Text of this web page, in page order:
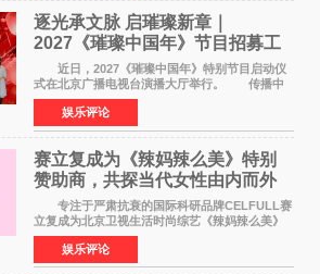
逐光承文脉 启璀璨新章｜
2027《璀璨中国年》节目招募工
作圆满启动
近日，2027《璀璨中国年》特别节目启动仪
式在北京广播电视台演播大厅举行。 传播中
华优秀传统文化，弘扬纯正国风艺术，打造高规
格、高质感、正能量的文艺盛典，是璀璨中国年
矢志不渝的初心
娱乐评论
赛立复成为《辣妈辣么美》特别
赞助商，共探当代女性由内而外
活力美
专注于严肃抗衰的国际科研品牌CELFULL赛
立复成为北京卫视生活时尚综艺《辣妈辣么美》
的特别赞助商,明星辣妈袁咏仪倾情参与，向广大
都市女性传递健康生活新主张，寄语当代女性在
家庭与自我之间
娱乐评论